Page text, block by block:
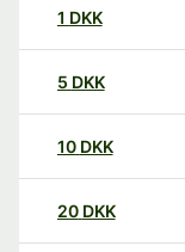
1 DKK
5 DKK
10 DKK
20 DKK